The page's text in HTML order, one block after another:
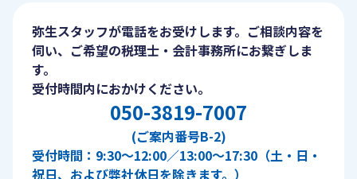
弥生スタッフが電話をお受けします。ご相談内容を
伺い、ご希望の税理士・会計事務所にお繋ぎしま
す。
受付時間内におかけください。
050-3819-7007
(ご案内番号B-2)
受付時間：9:30〜12:00／13:00〜17:30（土・日・
祝日、および弊社休日を除きます。）